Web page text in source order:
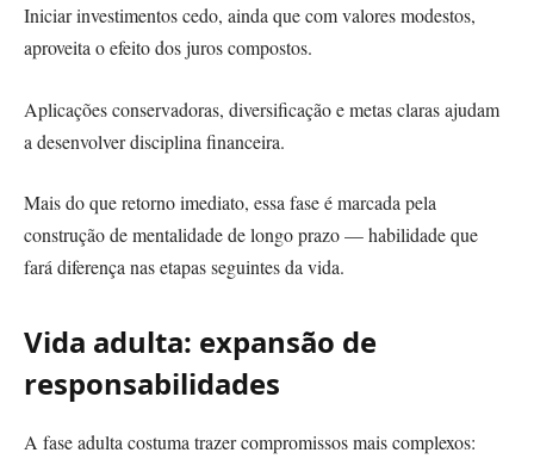
Iniciar investimentos cedo, ainda que com valores modestos,
aproveita o efeito dos juros compostos.
Aplicações conservadoras, diversificação e metas claras ajudam
a desenvolver disciplina financeira.
Mais do que retorno imediato, essa fase é marcada pela
construção de mentalidade de longo prazo — habilidade que
fará diferença nas etapas seguintes da vida.
Vida adulta: expansão de
responsabilidades
A fase adulta costuma trazer compromissos mais complexos: